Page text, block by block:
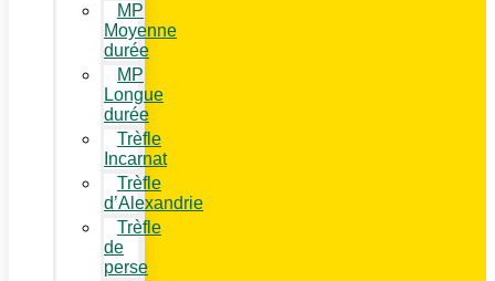
MP
Moyenne
durée
MP
Longue
durée
Trèfle
Incarnat
Trèfle
d’Alexandrie
Trèfle
de
perse